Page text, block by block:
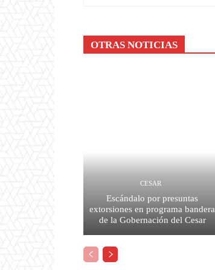
OTRAS NOTICIAS
CESAR
Escándalo por presuntas
extorsiones en programa bandera
de la Gobernación del Cesar